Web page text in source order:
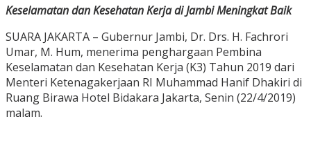
Keselamatan dan Kesehatan Kerja di Jambi Meningkat Baik
SUARA JAKARTA – Gubernur Jambi, Dr. Drs. H. Fachrori
Umar, M. Hum, menerima penghargaan Pembina
Keselamatan dan Kesehatan Kerja (K3) Tahun 2019 dari
Menteri Ketenagakerjaan RI Muhammad Hanif Dhakiri di
Ruang Birawa Hotel Bidakara Jakarta, Senin (22/4/2019)
malam.